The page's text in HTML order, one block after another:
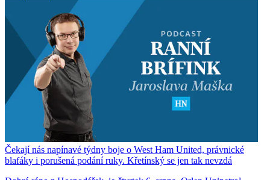
Čekají nás napínavé týdny boje o West Ham United, právnické
blafáky i porušená podání ruky. Křetínský se jen tak nevzdá